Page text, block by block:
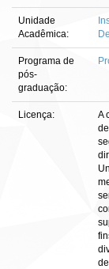
Unidade
Acadêmica:
Programa de
pós-
graduação:
Licença:
A